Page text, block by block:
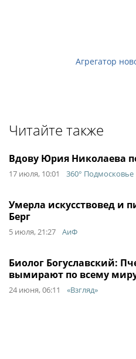
Агрегатор
Читайте также
Вдову Юрия Николаева
17 июля, 10:01 360° Подмосковье
Умерла искусствовед и
Берг
5 июля, 21:27 АиФ
Биолог Богуславский:
вымирают по всему
24 июня, 06:11 «Взгляд»